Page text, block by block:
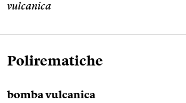
vulcanica
Polirematiche
bomba vulcanica